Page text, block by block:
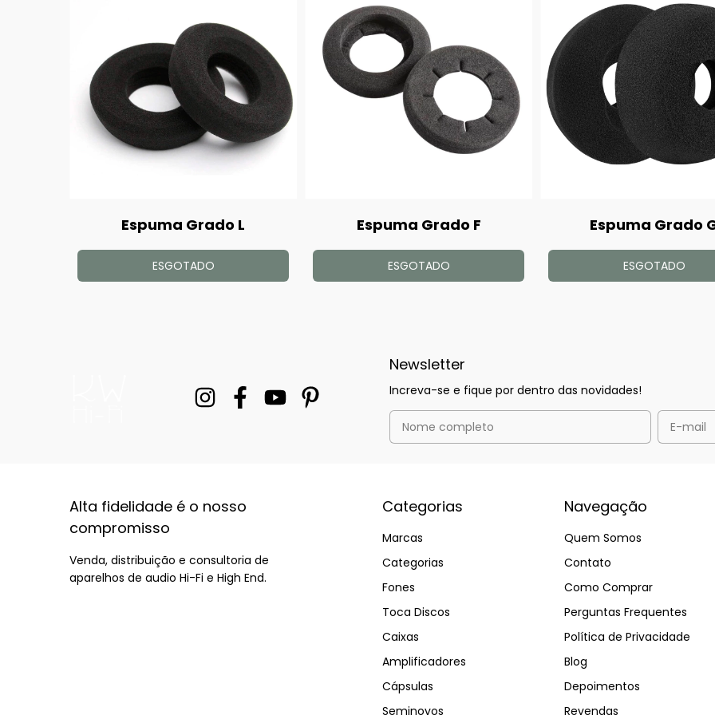
Espuma Grado L
ESGOTADO
Espuma Grado F
ESGOTADO
Espuma Grado
ESGOTADO
Newsletter
Increva-se e fique por dentro das novidades!
Alta fidelidade é o nosso
compromisso
Venda, distribuição e consultoria de
aparelhos de audio Hi-Fi e High End.
Categorias
Marcas
Categorias
Fones
Toca Discos
Caixas
Amplificadores
Cápsulas
Seminovos
Navegação
Quem Somos
Contato
Como Comprar
Perguntas Frequentes
Política de Privacidade
Blog
Depoimentos
Revendas